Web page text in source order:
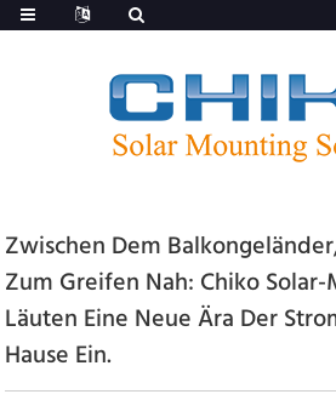
Zwischen Dem
Zum Greifen Nah: Chiko
Läuten Eine Neue Ära Der
Hause Ein.